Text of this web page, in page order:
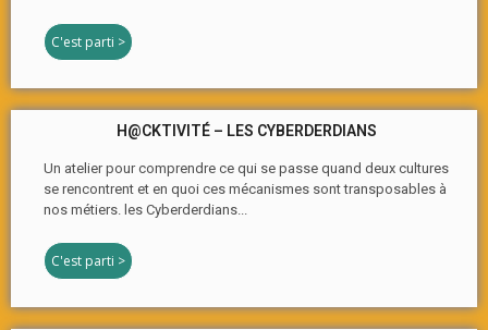
C'est parti >
H@CKTIVITÉ – LES CYBERDERDIANS
Un atelier pour comprendre ce qui se passe quand deux cultures
se rencontrent et en quoi ces mécanismes sont transposables à
nos métiers. les Cyberderdians...
C'est parti >